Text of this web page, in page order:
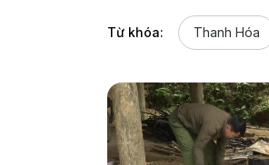
Từ khóa: Thanh Hóa